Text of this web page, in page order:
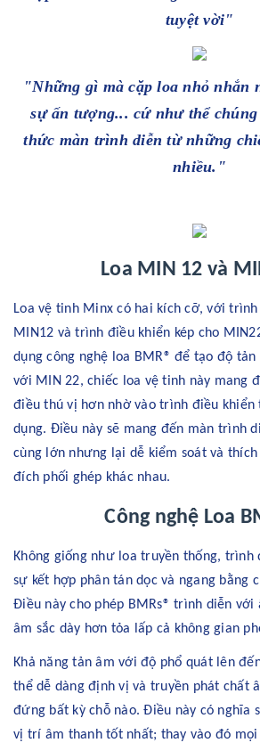
tuyệt vời"
"Những gì mà cặp loa nhỏ nhắn
sự ấn tượng... cứ như thể
thức màn trình diễn từ những
nhiều."
Loa MIN 12 và
Loa vệ tinh Minx có hai kích cỡ, với
MIN12 và trình điều khiển kép cho
dụng công nghệ loa BMR® để tạo độ
với MIN 22, chiếc loa vệ tinh này mang
điều thú vị hơn nhờ vào trình điều khiển
dụng. Điều này sẽ mang đến màn trình
cùng lớn nhưng lại dễ kiểm soát và
đích phối ghép khác nhau.
Công nghệ Loa
Không giống như loa truyền thống, trình
sự kết hợp phân tán dọc và ngang bằng
Điều này cho phép BMRs® trình diễn với
âm sắc dày hơn tỏa lấp cả không gian
Khả năng tản âm với độ phổ quát lên
thể dễ dàng định vị và truyền phát chất
đứng bất kỳ chỗ nào. Điều này có nghĩa
vị trí âm thanh tốt nhất; thay vào đó